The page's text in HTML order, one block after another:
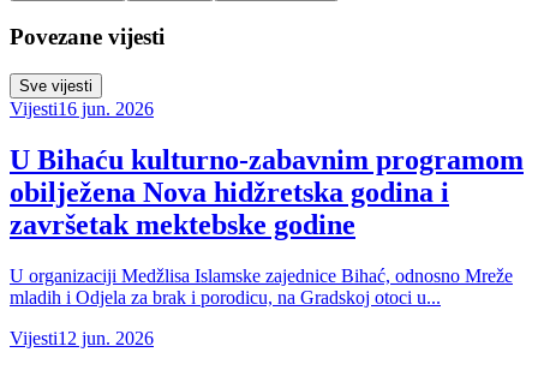
Povezane vijesti
Sve vijesti
Vijesti16 jun. 2026
U Bihaću kulturno-zabavnim programom
obilježena Nova hidžretska godina i
završetak mektebske godine
U organizaciji Medžlisa Islamske zajednice Bihać, odnosno Mreže
mladih i Odjela za brak i porodicu, na Gradskoj otoci u...
Vijesti12 jun. 2026